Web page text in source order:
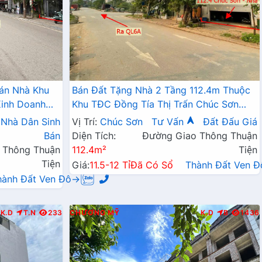
Nhà Khu
Doanh
Phường
Nhà Dân Sinh
Bán
Thuận
Tiện
Đất Ven Đô→
Bán Đất Tặng Nhà 2 Tầng 112.4m Thuộc
Khu TĐC Đồng Tía Thị Trấn Chúc Sơn
Gần Mặt Đường QL6A
Vị Trí: Chúc Sơn Tư Vấn
Đất Đấu Giá
Diện Tích:
112.4m²
Đường Giao Thông Thuận
Tiện
Giá:11.5-12 TỉĐã Có Sổ Thành Đất Ven
K.D T.N 233 CHƯƠNG MỸ K.D B 1436